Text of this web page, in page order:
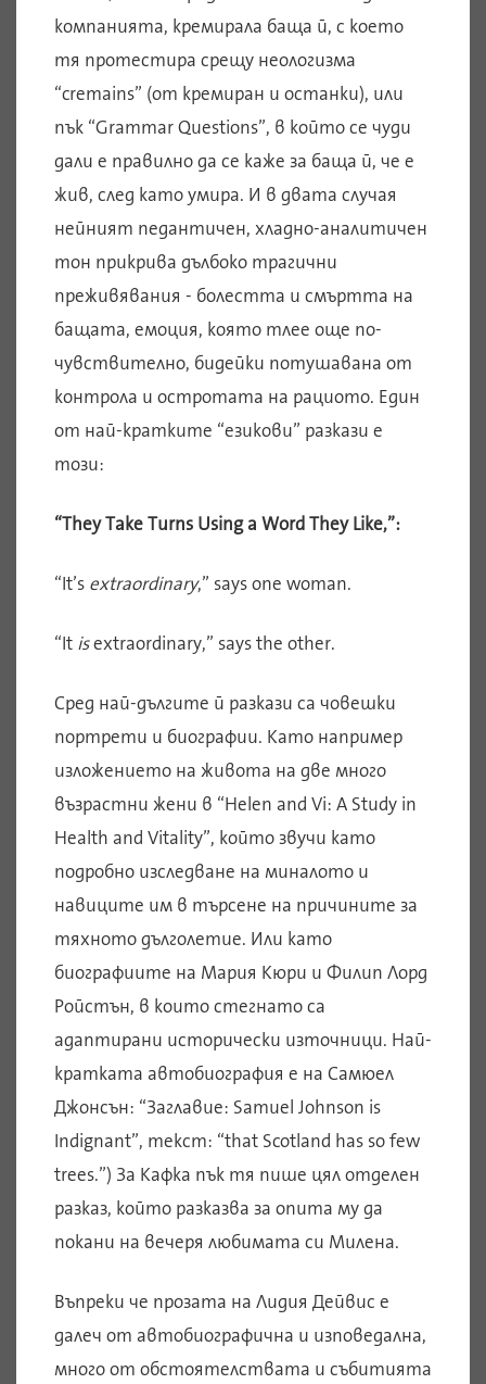
компанията, кремирала баща й, с което
тя протестира срещу неологизма
“cremains” (от кремиран и останки), или
пък “Grammar Questions”, в който се чуди
дали е правилно да се каже за баща й, че е
жив, след като умира. И в двата случая
нейният педантичен, хладно-аналитичен
тон прикрива дълбоко трагични
преживявания - болестта и смъртта на
бащата, емоция, която тлее още по-
чувствително, бидейки потушавана от
контрола и остротата на рациото. Един
от най-кратките “езикови” разкази е
този:
“They Take Turns Using a Word They Like,”:
“It’s extraordinary,” says one woman.
“It isextraordinary,” says the other.
Сред най-дългите й разкази са човешки
портрети и биографии. Като например
изложението на живота на две много
възрастни жени в “Helen and Vi: A Study in
Health and Vitality”, който звучи като
подробно изследване на миналото и
навиците им в търсене на причините за
тяхното дълголетие. Или като
биографиите на Мария Кюри и Филип Лорд
Ройстън, в които стегнато са
адаптирани исторически източници. Най-
кратката автобиография е на Самюел
Джонсън: “Заглавие: Samuel Johnson is
Indignant”, текст: “that Scotland has so few
trees.”) За Кафка пък тя пише цял отделен
разказ, който разказва за опита му да
покани на вечеря любимата си Милена.
Въпреки че прозата на Лидия Дейвис е
далеч от автобиографична и изповедална,
много от обстоятелствата и събитията